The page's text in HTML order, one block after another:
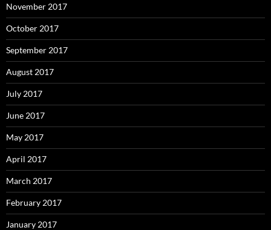
November 2017
October 2017
September 2017
August 2017
July 2017
June 2017
May 2017
April 2017
March 2017
February 2017
January 2017